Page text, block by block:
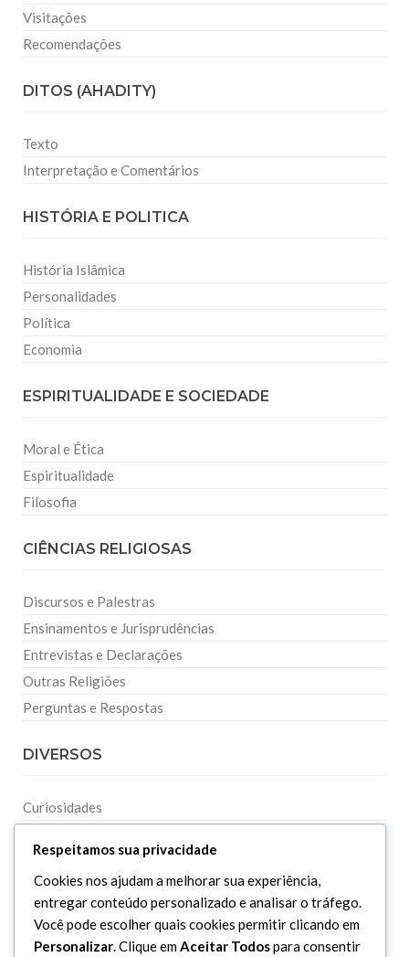
Visitações
Recomendações
DITOS (AHADITY)
Texto
Interpretação e Comentários
HISTÓRIA E POLITICA
História Islâmica
Personalidades
Política
Economia
ESPIRITUALIDADE E SOCIEDADE
Moral e Ética
Espiritualidade
Filosofia
CIÊNCIAS RELIGIOSAS
Discursos e Palestras
Ensinamentos e Jurisprudências
Entrevistas e Declarações
Outras Religiões
Perguntas e Respostas
DIVERSOS
Curiosidades
Downloads
Respeitamos sua privacidade
Cookies nos ajudam a melhorar sua experiência,
entregar conteúdo personalizado e analisar o tráfego.
Você pode escolher quais cookies permitir clicando em
Personalizar. Clique emAceitar Todospara consentir